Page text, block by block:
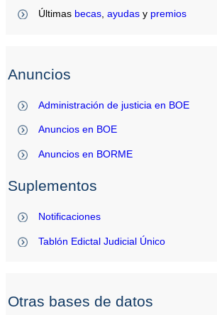
Últimas becas ,ayudas y premios
Anuncios
Administración de justicia en BOE
Anuncios en BOE
Anuncios en BORME
Suplementos
Notificaciones
Tablón Edictal Judicial Único
Otras bases de datos